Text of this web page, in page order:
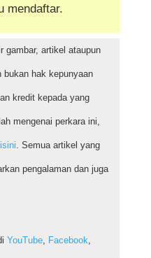
mendaftar.
gambar, artikel ataupun
bukan hak kepunyaan
kredit kepada yang
mengenai perkara ini,
. Semua artikel yang
pengalaman dan juga
YouTube, Facebook,